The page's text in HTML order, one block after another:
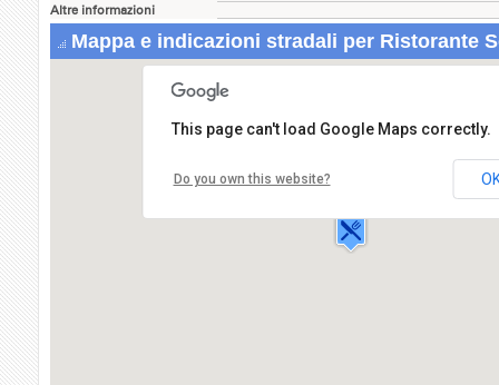
Altre informazioni
Mappa e indicazioni stradali per Ristorante
Ristorante Sella Del Vento
Via Dei Licheni - Terminillo,
02100 RIETI
This page can't load Google Maps correctly.
Do you own this website?